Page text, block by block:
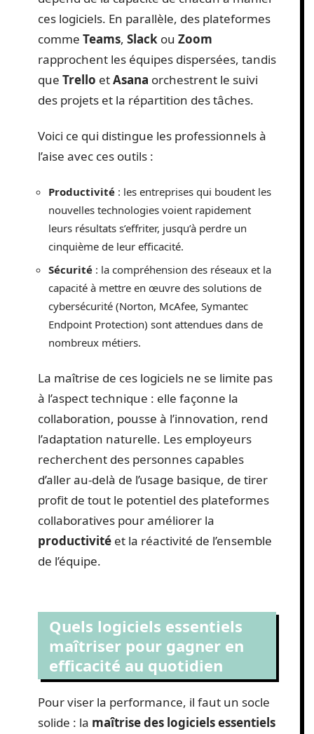
ces logiciels. En parallèle, des plateformes
comme Teams, Slack ou Zoom
rapprochent les équipes dispersées, tandis
que Trello etAsana orchestrent le suivi
des projets et la répartition des tâches.
Voici ce qui distingue les professionnels à
l’aise avec ces outils :
Productivité : les entreprises qui boudent les
nouvelles technologies voient rapidement
leurs résultats s’effriter, jusqu’à perdre un
cinquième de leur efficacité.
Sécurité : la compréhension des réseaux et la
capacité à mettre en œuvre des solutions de
cybersécurité (Norton, McAfee, Symantec
Endpoint Protection) sont attendues dans de
nombreux métiers.
La maîtrise de ces logiciels ne se limite pas
à l’aspect technique : elle façonne la
collaboration, pousse à l’innovation, rend
l’adaptation naturelle. Les employeurs
recherchent des personnes capables
d’aller au-delà de l’usage basique, de tirer
profit de tout le potentiel des plateformes
collaboratives pour améliorer la
productivité et la réactivité de l’ensemble
de l’équipe.
Quels logiciels essentiels
maîtriser pour gagner en
efficacité au quotidien
Pour viser la performance, il faut un socle
solide : la maîtrise des logiciels essentiels